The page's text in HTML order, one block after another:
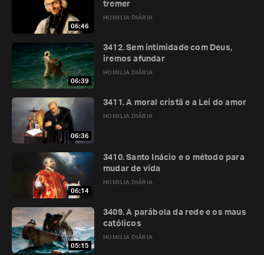
06:46
HOMILIA DIÁRIA
tremer
06:39
HOMILIA DIÁRIA
3412. Sem intimidade com Deus,
iremos afundar
06:36
HOMILIA DIÁRIA
3411. A moral cristã e a Lei do amor
06:14
HOMILIA DIÁRIA
3410. Santo Inácio e o método para
mudar de vida
05:15
HOMILIA DIÁRIA
3409. A parábola da rede e os maus
católicos